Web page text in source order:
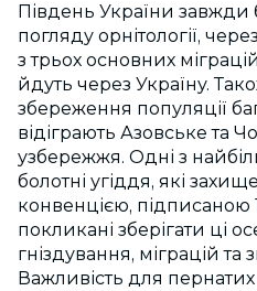
Південь України завжди
погляду орнітології,
з трьох основних
йдуть через Україну.
збереження популяції
відіграють Азовське та
узбережжя. Одні з
болотні угіддя, які
конвенцією, підписаною
покликані зберігати ці
гніздування, міграцій та
Важливість для пернатих